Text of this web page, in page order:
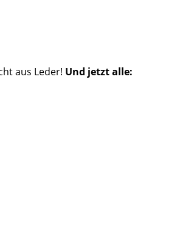
aus Leder! Und jetzt alle: